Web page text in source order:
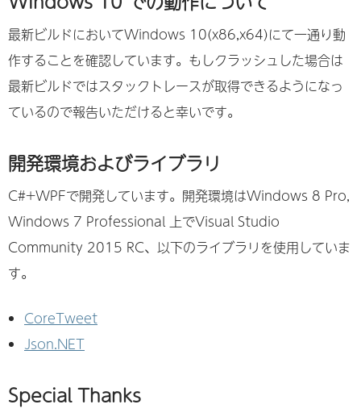
最新ビルドにおいてWindows 10(x86,x64)にて一通り動
作することを確認しています。もしクラッシュした場合は
最新ビルドではスタックトレースが取得できるようになっ
ているので報告いただけると幸いです。
開発環境およびライブラリ
C#+WPFで開発しています。開発環境はWindows 8 Pro,
Windows 7 Professional 上でVisual Studio
Community 2015 RC、以下のライブラリを使用していま
す。
CoreTweet
Json.NET
Special Thanks